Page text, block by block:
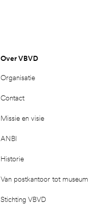
Over VBVD
Organisatie
Contact
Missie en visie
ANBI
Historie
Van postkantoor tot museum
Stichting VBVD